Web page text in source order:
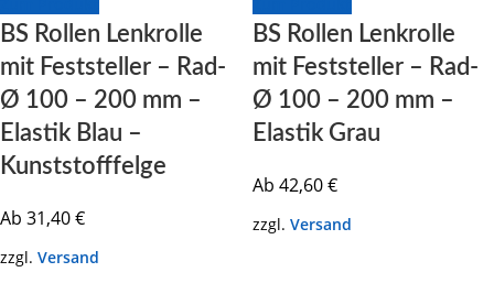
BS Rollen Lenkrolle
mit Feststeller – Rad-
Ø 100 – 200 mm –
Elastik Blau –
Kunststofffelge
Ab 31,40€
zzgl. Versand
BS Rollen Lenkrolle
mit Feststeller – Rad-
Ø 100 – 200 mm –
Elastik Grau
Ab 42,60€
zzgl. Versand